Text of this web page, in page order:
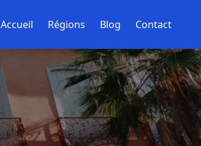
Accueil Régions Blog Contact